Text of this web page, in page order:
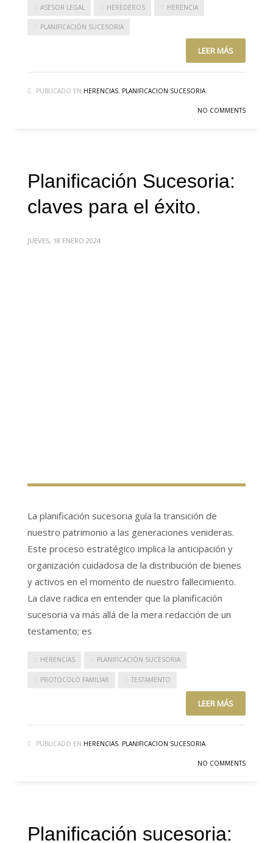
ASESOR LEGAL HEREDEROS HERENCIA
PLANIFICACIÓN SUCESORIA
LEER MÁS
PUBLICADO EN HERENCIAS, PLANIFICACION SUCESORIA
NO COMMENTS
Planificación Sucesoria:
claves para el éxito.
JUEVES, 18 ENERO 2024
La planificación sucesoria guía la transición de
nuestro patrimonio a las generaciones venideras.
Este proceso estratégico implica la anticipación y
organización cuidadosa de la distribución de bienes
y activos en el momento de nuestro fallecimiento.
La clave radica en entender que la planificación
sucesoria va más allá de la mera redacción de un
testamento; es
HERENCIAS PLANIFICACIÓN SUCESORIA
PROTOCOLO FAMILIAR TESTAMENTO
LEER MÁS
PUBLICADO EN HERENCIAS, PLANIFICACION SUCESORIA
NO COMMENTS
Planificación sucesoria: